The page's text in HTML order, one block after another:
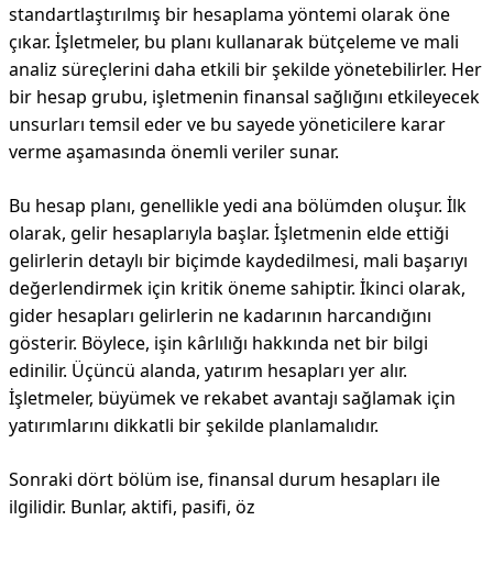
standartlaştırılmış bir hesaplama yöntemi olarak öne
çıkar. İşletmeler, bu planı kullanarak bütçeleme ve mali
analiz süreçlerini daha etkili bir şekilde yönetebilirler. Her
bir hesap grubu, işletmenin finansal sağlığını etkileyecek
unsurları temsil eder ve bu sayede yöneticilere karar
verme aşamasında önemli veriler sunar.
Bu hesap planı, genellikle yedi ana bölümden oluşur. İlk
olarak, gelir hesaplarıyla başlar. İşletmenin elde ettiği
gelirlerin detaylı bir biçimde kaydedilmesi, mali başarıyı
değerlendirmek için kritik öneme sahiptir. İkinci olarak,
gider hesapları gelirlerin ne kadarının harcandığını
gösterir. Böylece, işin kârlılığı hakkında net bir bilgi
edinilir. Üçüncü alanda, yatırım hesapları yer alır.
İşletmeler, büyümek ve rekabet avantajı sağlamak için
yatırımlarını dikkatli bir şekilde planlamalıdır.
Sonraki dört bölüm ise, finansal durum hesapları ile
ilgilidir. Bunlar, aktifi, pasifi, öz